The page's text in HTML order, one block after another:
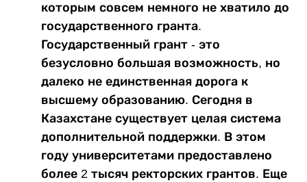
которым совсем немного не хватило до
государственного гранта.
Государственный грант - это
безусловно большая возможность, но
далеко не единственная дорога к
высшему образованию. Сегодня в
Казахстане существует целая система
дополнительной поддержки. В этом
году университетами предоставлено
более 2 тысяч ректорских грантов. Еще